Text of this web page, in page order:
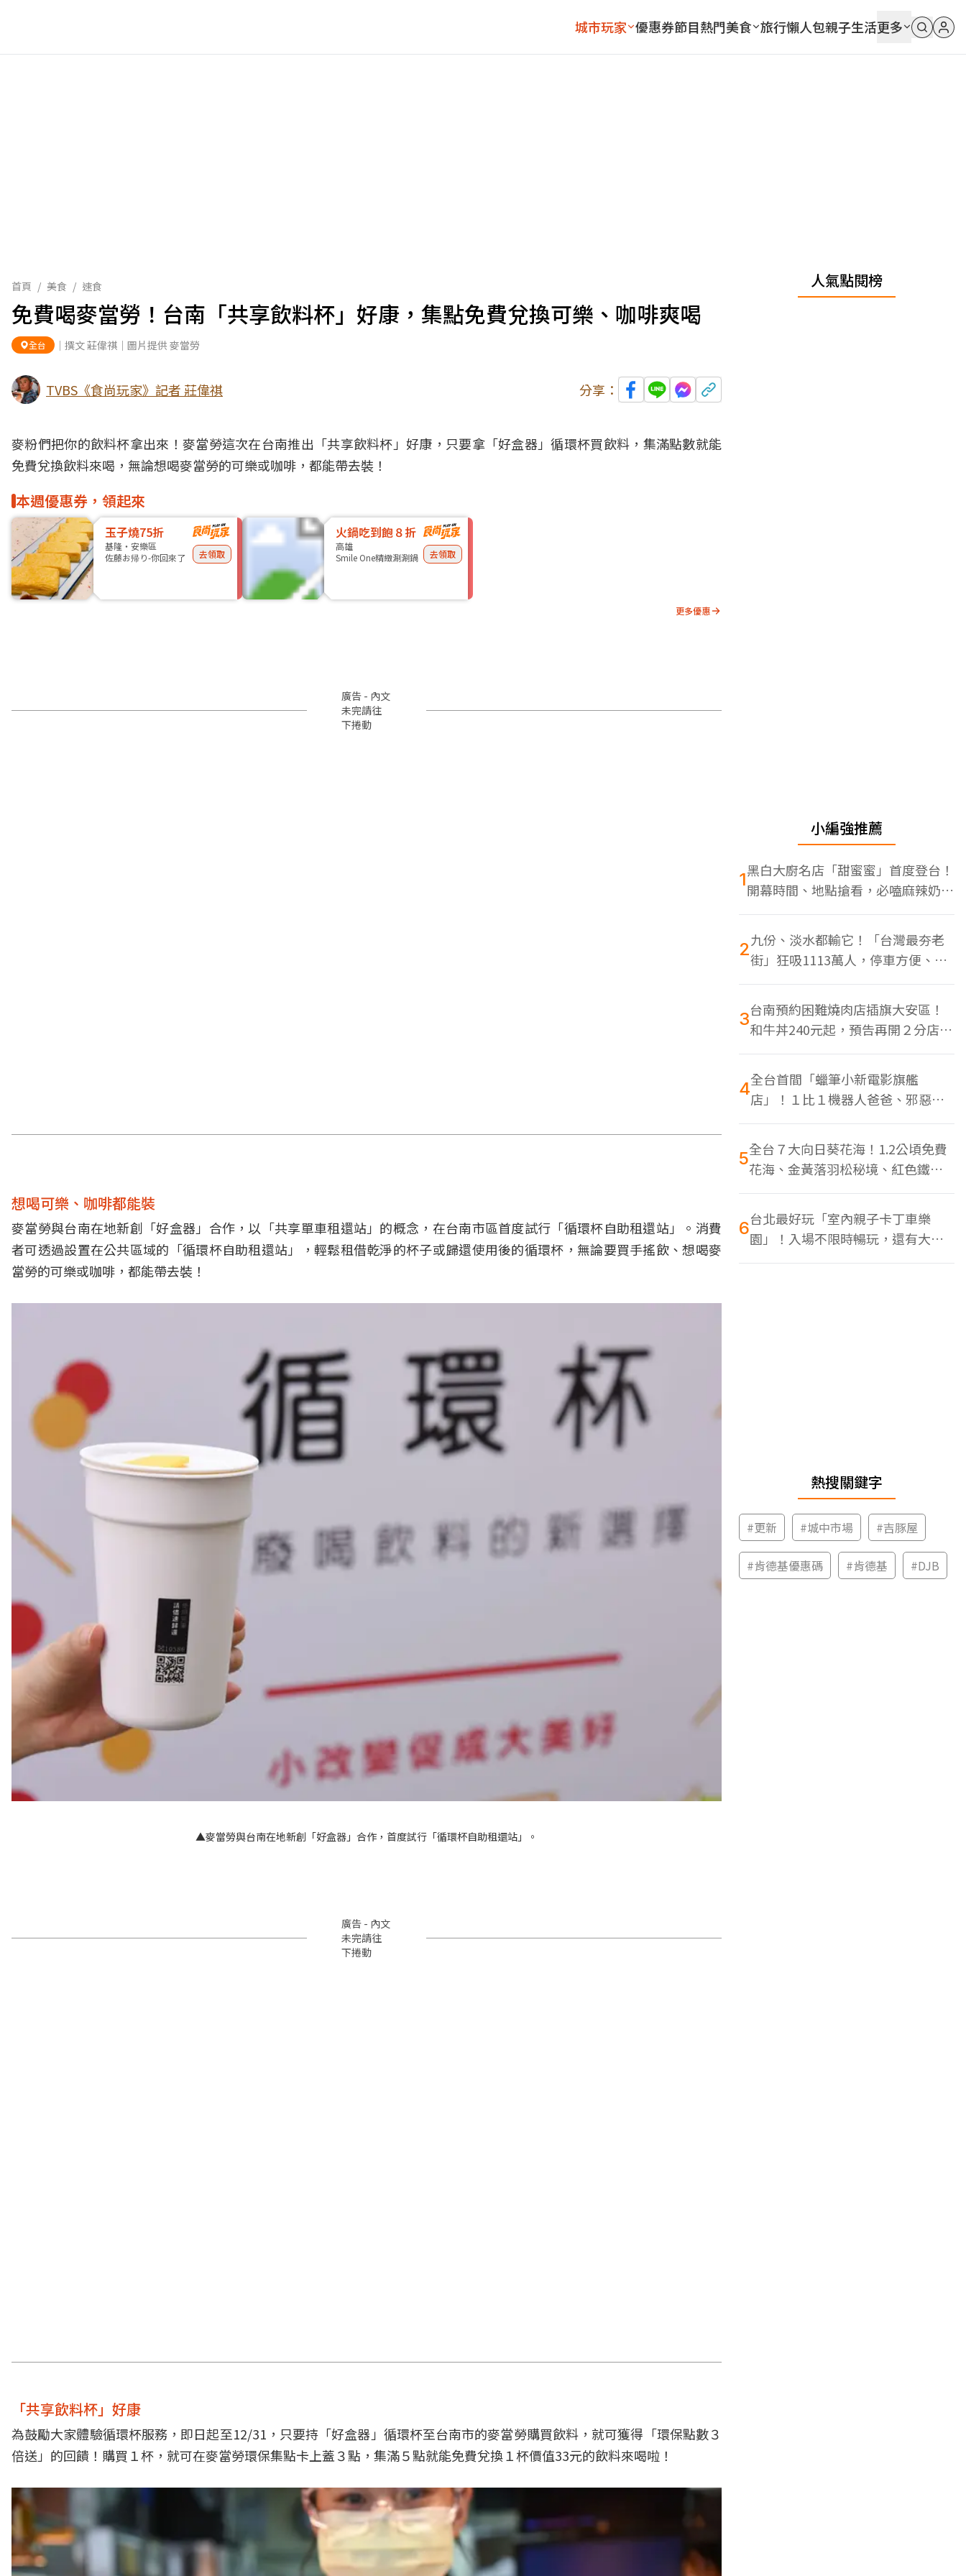
城市玩家 優惠券節目熱門美食 旅行懶人包親子生活更多
首頁 / 美食 / 速食
免費喝麥當勞！台南「共享飲料杯」好康，集點免費兌換可樂、咖啡爽喝
全台 ｜撰文 莊偉祺｜圖片提供 麥當勞
TVBS《食尚玩家》記者 莊偉祺 分享：
麥粉們把你的飲料杯拿出來！ 麥當勞這次在台南推出「共享飲料杯」好康，只要拿「好盒器」循環杯買飲料，集滿點數就能
免費兌換飲料來喝，無論想喝麥當勞的可樂或咖啡，都能帶去裝！
本週優惠券，領起來
玉子燒75折
基隆・安樂區
佐藤お帰り-你回來了
去領取
火鍋吃到飽８折
高雄
Smile One精緻涮涮鍋
去領取
更多優惠
廣告 - 內文
未完請往
下捲動
想喝可樂、咖啡都能裝
麥當勞與台南在地新創「好盒器」合作，以「共享單車租還站」的概念，在台南市區首度試行「循環杯自助租還站」。消費
者可透過設置在公共區域的「循環杯自助租還站」，輕鬆租借乾淨的杯子或歸還使用後的循環杯，無論要買手搖飲、想喝麥
當勞的可樂或咖啡，都能帶去裝！
▲麥當勞與台南在地新創「好盒器」合作，首度試行「循環杯自助租還站」。
廣告 - 內文
未完請往
下捲動
「共享飲料杯」好康
為鼓勵大家體驗循環杯服務，即日起至12/31，只要持「好盒器」循環杯至台南市的麥當勞購買飲料，就可獲得「環保點數３
倍送」的回饋！購買１杯，就可在麥當勞環保集點卡上蓋３點，集滿５點就能免費兌換１杯價值33元的飲料來喝啦！
人氣點閱榜
小編強推薦
1黑白大廚名店「甜蜜蜜」首度登台！
開幕時間、地點搶看，必嗑麻辣奶油
蝦
2九份、淡水都輸它！「台灣最夯老
街」狂吸1113萬人，停車方便、特
色美食多
3台南預約困難燒肉店插旗大安區！
和牛丼240元起，預告再開２分店、
地點曝光
4全台首間「蠟筆小新電影旗艦
店」！１比１機器人爸爸、邪惡正
男，百款周邊買翻
5全台７大向日葵花海！1.2公頃免費
花海、金黃落羽松秘境、紅色鐵橋
同框
6台北最好玩「室內親子卡丁車樂
園」！入場不限時暢玩，還有大螢
幕Switch遊戲區
熱搜關鍵字
#更新 #城中市場 #吉豚屋
#肯德基優惠碼 #肯德基 #DJB